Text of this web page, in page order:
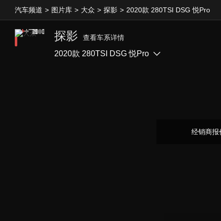
汽车频道 > 图片库 > 大众 > 探影 > 2020款 280TSI DSG 悦Pro
探影 查看车系详情
2020款 280TSI DSG 悦Pro
经销商报